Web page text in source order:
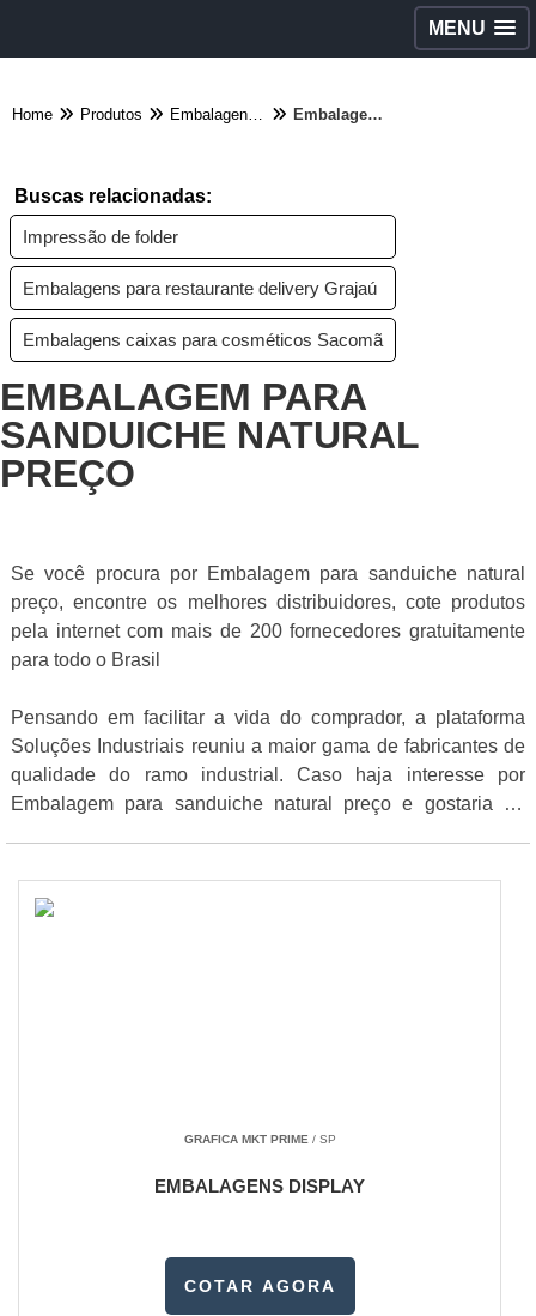
MENU
Home Produtos Embalagens diversas - Categoria Embalagem para sanduiche natural preço
Buscas relacionadas:
Impressão de folder
Embalagens para restaurante delivery Grajaú
Embalagens caixas para cosméticos Sacomã
EMBALAGEM PARA
SANDUICHE NATURAL
PREÇO
Se você procura por Embalagem para sanduiche natural
preço, encontre os melhores distribuidores, cote produtos
pela internet com mais de 200 fornecedores gratuitamente
para todo o Brasil
Pensando em facilitar a vida do comprador, a plataforma
Soluções Industriais reuniu a maior gama de fabricantes de
qualidade do ramo industrial. Caso haja interesse por
Embalagem para sanduiche natural preço e gostaria de
GRAFICA MKT PRIME/ SP
EMBALAGENS DISPLAY
COTAR AGORA